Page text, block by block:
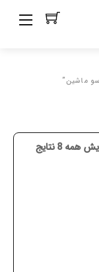
ماشین”
همه 8 نتایج